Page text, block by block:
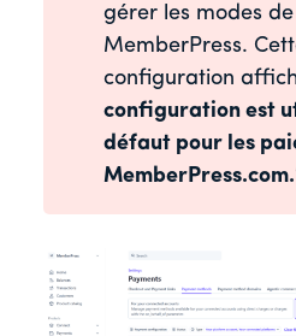
gérer les modes
MemberPress.
configuration
configuration est
défaut pour les
MemberPress.com.